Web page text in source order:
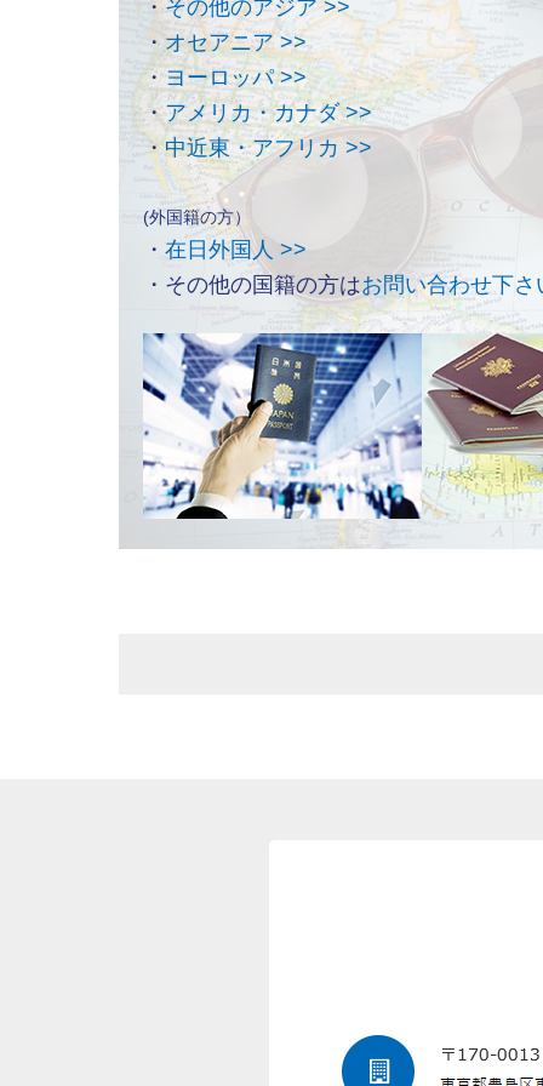
・ その他のアジア >>
・オセアニア >>
・ ヨーロッパ >>
・アメリカ・カナダ >>
・中近東・アフリカ >>
(外国籍の方）
・ 在日外国人 >>
・その他の国籍の方はお問い合わせ下さ